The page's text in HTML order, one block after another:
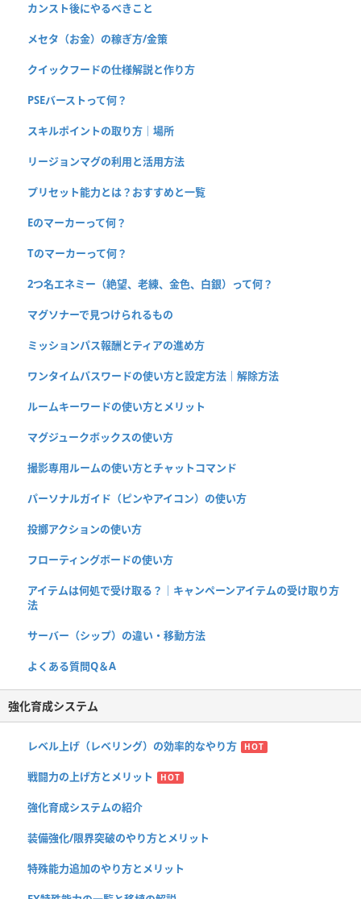
カンスト後にやるべきこと
メセタ（お金）の稼ぎ方/金策
クイックフードの仕様解説と作り方
PSEバーストって何？
スキルポイントの取り方｜場所
リージョンマグの利用と活用方法
プリセット能力とは？おすすめと一覧
Eのマーカーって何？
Tのマーカーって何？
2つ名エネミー（絶望、老練、金色、白銀）って何？
マグソナーで見つけられるもの
ミッションパス報酬とティアの進め方
ワンタイムパスワードの使い方と設定方法｜解除方法
ルームキーワードの使い方とメリット
マグジュークボックスの使い方
撮影専用ルームの使い方とチャットコマンド
パーソナルガイド（ピンやアイコン）の使い方
投擲アクションの使い方
フローティングボードの使い方
アイテムは何処で受け取る？｜キャンペーンアイテムの受け取り方
法
サーバー（シップ）の違い・移動方法
よくある質問Q＆A
強化育成システム
レベル上げ（レベリング）の効率的なやり方 HOT
戦闘力の上げ方とメリット HOT
強化育成システムの紹介
装備強化/限界突破のやり方とメリット
特殊能力追加のやり方とメリット